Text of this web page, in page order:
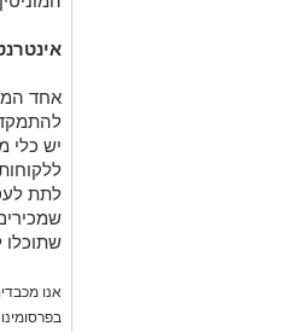
אחד
להתמקד
יש כלי
לתת
שתוכלו
אנו